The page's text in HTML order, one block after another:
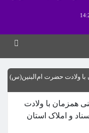
با ولادت حضرت ام‌البنین(س)